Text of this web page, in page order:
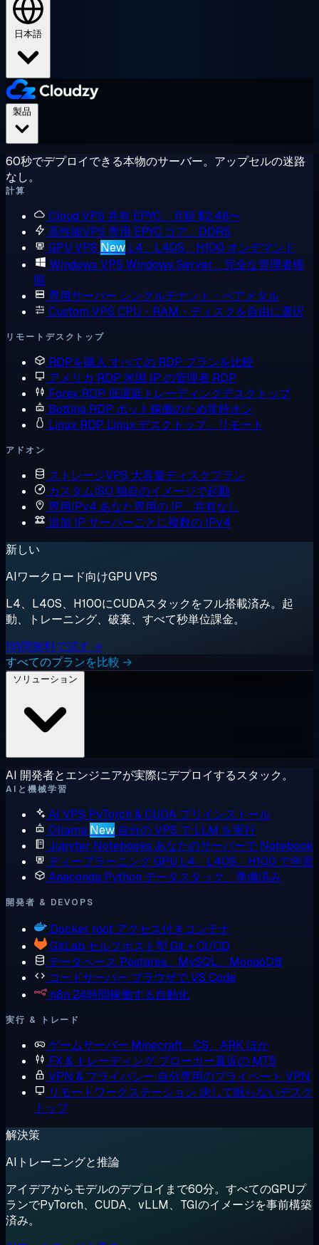
日本語
60秒でデプロイできる本物のサーバー。アップセルの迷路
なし。
計算
Cloud VPS 共有 EPYC、月額 $2.48〜
高性能VPS 専用 EPYC コア、DDR5
GPU VPS New L4、L40S、H100 オンデマンド
Windows VPS Windows Server、完全な管理者権
限
専用サーバー シングルテナント・ベアメタル
Custom VPS CPU・RAM・ディスクを自由に選択
リモートデスクトップ
RDPを購入 すべての RDP プランを比較
アメリカ RDP 米国 IP の管理者 RDP
Forex RDP 低遅延トレーディングデスクトップ
Botting RDP ボット稼働のため常時オン
Linux RDP Linux デスクトップ、リモート
アドオン
ストレージVPS 大容量ディスクプラン
カスタムISO 独自のイメージで起動
専用IPv4 あなた専用の IP、共有なし
追加 IP サーバーごとに複数の IPv4
新しい
AIワークロード向けGPU VPS
L4、L40S、H100にCUDAスタックをフル搭載済み。起
動、トレーニング、破棄、すべて秒単位課金。
1時間無料で試す →
すべてのプランを比較 →
AI 開発者とエンジニアが実際にデプロイするスタック。
AIと機械学習
AI VPS PyTorch & CUDA プリインストール
Ollama New 自分の VPS で LLM を実行
Jupyter Notebooks あなたのサーバーで Notebook
ディープラーニング GPU L4、L40S、H100 で学習
Anaconda Python データスタック、準備済み
開発者 & DEVOPS
Docker root アクセス付きコンテナ
GitLab セルフホスト型 Git + CI/CD
データベース Postgres、MySQL、MongoDB
コードサーバー ブラウザで VS Code
n8n 24時間稼働する自動化
実行 & トレード
ゲームサーバー Minecraft、CS、ARK ほか
FX & トレーディング ブローカー直近の MT5
VPN & プライバシー 自分専用のプライベート VPN
リモートワークステーション 決して眠らないデスク
トップ
解決策
AIトレーニングと推論
アイデアからモデルのデプロイまで60分。すべてのGPUプ
ランでPyTorch、CUDA、vLLM、TGIのイメージを事前構築
済み。